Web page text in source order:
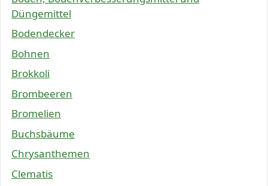
Düngemittel
Bodendecker
Bohnen
Brokkoli
Brombeeren
Bromelien
Buchsbäume
Chrysanthemen
Clematis